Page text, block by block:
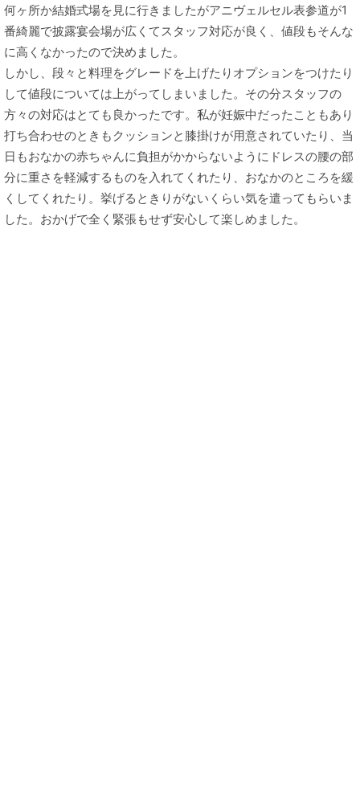
何ヶ所か結婚式場を見に行きましたがアニヴェルセル表参道が1
番綺麗で披露宴会場が広くてスタッフ対応が良く、値段もそんな
に高くなかったので決めました。
しかし、段々と料理をグレードを上げたりオプションをつけたり
して値段については上がってしまいました。その分スタッフの
方々の対応はとても良かったです。私が妊娠中だったこともあり
打ち合わせのときもクッションと膝掛けが用意されていたり、当
日もおなかの赤ちゃんに負担がかからないようにドレスの腰の部
分に重さを軽減するものを入れてくれたり、おなかのところを緩
くしてくれたり。挙げるときりがないくらい気を遣ってもらいま
した。おかげで全く緊張もせず安心して楽しめました。